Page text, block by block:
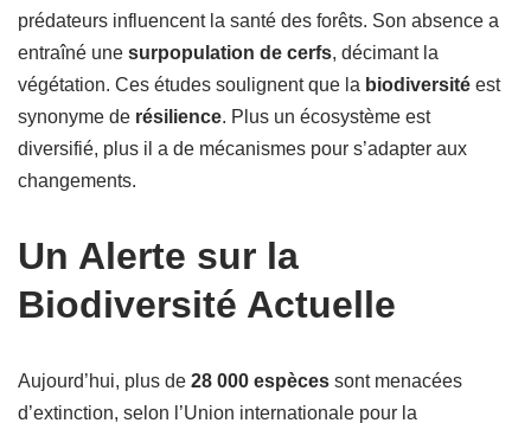
prédateurs influencent la santé des forêts. Son absence a
entraîné une surpopulation de cerfs, décimant la
végétation. Ces études soulignent que la biodiversité est
synonyme de résilience. Plus un écosystème est
diversifié, plus il a de mécanismes pour s’adapter aux
changements.
Un Alerte sur la
Biodiversité Actuelle
Aujourd’hui, plus de 28 000 espèces sont menacées
d’extinction, selon l’Union internationale pour la